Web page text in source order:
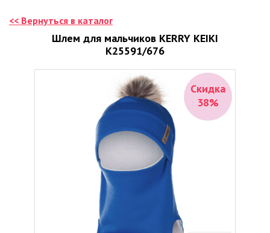
<< Вернуться в каталог
Шлем для мальчиков KERRY KEIKI
K25591/676
Скидка
38%